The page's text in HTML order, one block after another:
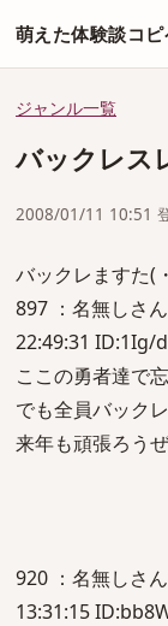
萌えた体験談コ
ジャンル一覧
バックレス
2008/01/11 10:51
バックレますた
897 ：名無しさ
22:49:31 ID:1Ig/
ここの勇者達で
でも全員バック
来年も頑張ろうぜ
920 ：名無しさ
13:31:15